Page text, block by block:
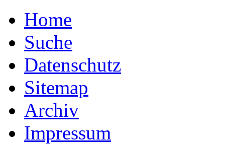
Home
Suche
Datenschutz
Sitemap
Archiv
Impressum